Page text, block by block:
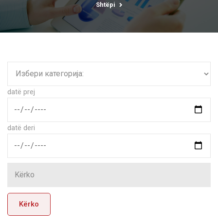
Shtëpi
datë prej
datë deri
Kërko